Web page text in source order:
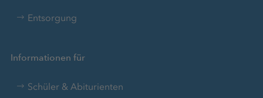
Entsorgung
Informationen für
Schüler & Abiturienten